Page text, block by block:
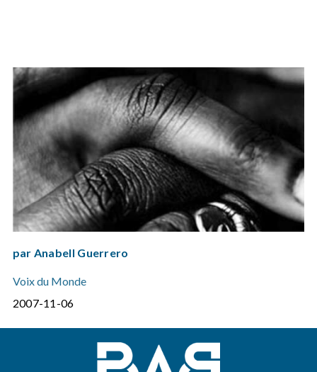
par Anabell Guerrero
Voix du Monde
2007-11-06